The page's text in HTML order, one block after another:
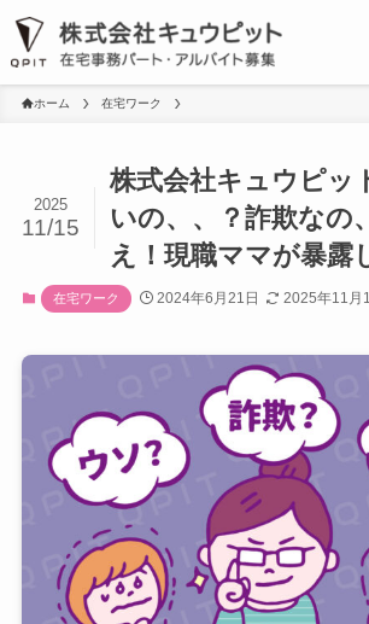
ホーム 在宅ワーク
株式会社キュウピッ
いの、、？詐欺なの
え！現職ママが暴露
2025
11/15
在宅ワーク 2024年6月21日 2025年11月